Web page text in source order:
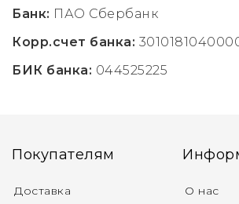
Банк: ПАО Сбербанк
Корр.счет банка:
БИК банка: 044525225
Покупателям
Доставка
О нас